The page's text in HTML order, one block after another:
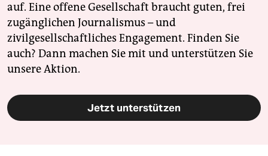
auf. Eine offene Gesellschaft braucht guten, frei
zugänglichen Journalismus – und
zivilgesellschaftliches Engagement. Finden Sie
auch? Dann machen Sie mit und unterstützen Sie
unsere Aktion.
Jetzt unterstützen